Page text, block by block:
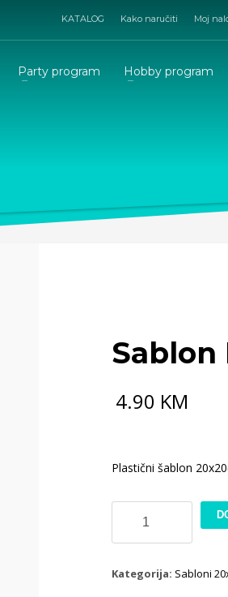
KATALOG Kako naručiti Moj
Party program Hobby program
Sablon
4.90 KM
Plastični šablon
BQ448
količina
Kategorija: Sabloni